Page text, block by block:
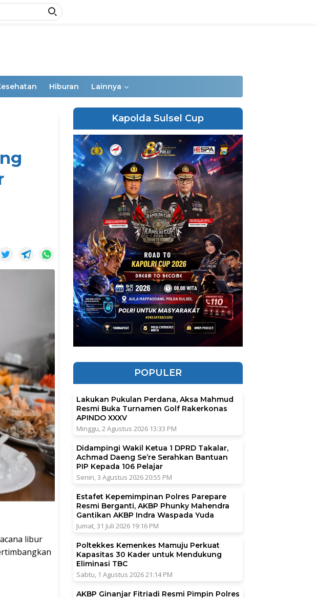
Hiburan Lainnya
libur
Kapolda Sulsel Cup
POPULER
Lakukan Pukulan Perdana, Aksa Mahmud
Resmi Buka Turnamen Golf Rakerkonas
APINDO XXXV
Minggu, 2 Agustus 2026 13:33 PM
Didampingi Wakil Ketua 1 DPRD Takalar,
Achmad Daeng Se’re Serahkan Bantuan
PIP Kepada 106 Pelajar
Senin, 3 Agustus 2026 20:55 PM
Estafet Kepemimpinan Polres Parepare
Resmi Berganti, AKBP Phunky Mahendra
Gantikan AKBP Indra Waspada Yuda
Jumat, 31 Juli 2026 19:16 PM
Poltekkes Kemenkes Mamuju Perkuat
Kapasitas 30 Kader untuk Mendukung
Eliminasi TBC
Sabtu, 1 Agustus 2026 21:14 PM
AKBP Ginanjar Fitriadi Resmi Pimpin Polres